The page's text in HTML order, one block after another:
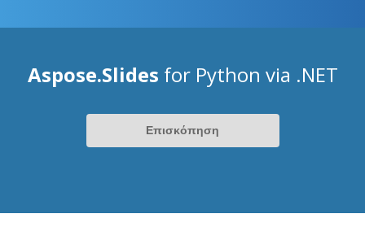
Aspose.Slides for Python via .NET
Επισκόπηση